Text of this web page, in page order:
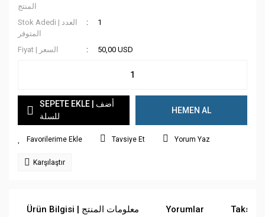
المنتج
Stok Adedi | العدد
المتوفر
1
Fiyat | السعر 50,00 USD
SEPETE EKLE | أضف
للسلة
HEMEN AL
Tavsiye Et Yorum Yaz
Karşılaştır
Ürün Bilgisi | معلومات المنتج Yorumlar Taksit